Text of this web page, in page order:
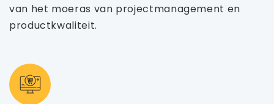
van het moeras van projectmanagement en
productkwaliteit.